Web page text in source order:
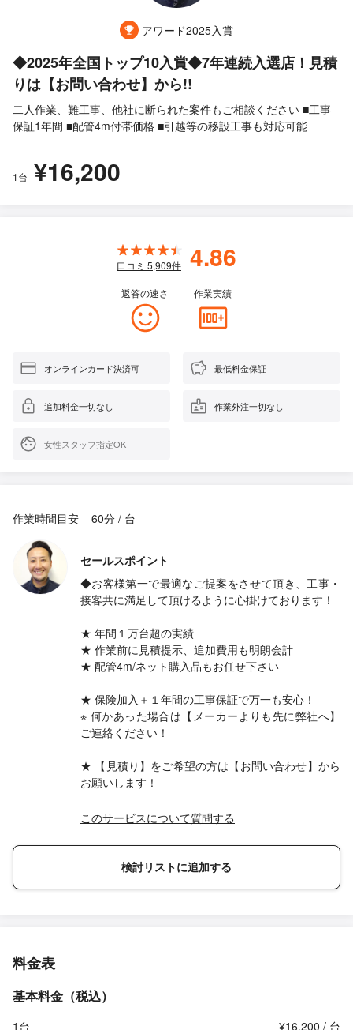
アワード2025入賞
◆2025年全国トップ10入賞◆7年連続入選店！見積
りは【お問い合わせ】から!!
二人作業、難工事、他社に断られた案件もご相談ください ■工事
保証1年間 ■配管4m付帯価格 ■引越等の移設工事も対応可能
1台 ¥16,200
口コミ 5,909件 4.86
返答の速さ 作業実績
オンラインカード決済可 最低料金保証
追加料金一切なし 作業外注一切なし
女性スタッフ指定OK
作業時間目安 60分 / 台
セールスポイント
◆お客様第一で最適なご提案をさせて頂き、工事・
接客共に満足して頂けるように心掛けております！
★ 年間１万台超の実績
★ 作業前に見積提示、追加費用も明朗会計
★ 配管4m/ネット購入品もお任せ下さい
★ 保険加入＋１年間の工事保証で万一も安心！
※ 何かあった場合は【メーカーよりも先に弊社へ】
ご連絡ください！
★ 【見積り】をご希望の方は【お問い合わせ】から
お願いします！
このサービスについて質問する
検討リストに追加する
料金表
基本料金（税込）
1台
¥16,200 / 台